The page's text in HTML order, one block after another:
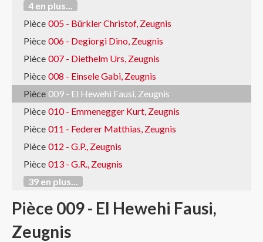
4 en plus...
Pièce 005 - Bürkler Christof, Zeugnis
Pièce 006 - Degiorgi Dino, Zeugnis
Pièce 007 - Diethelm Urs, Zeugnis
Pièce 008 - Einsele Gabi, Zeugnis
Pièce 009 - El Hewehi Fausi, Zeugnis
Pièce 010 - Emmenegger Kurt, Zeugnis
Pièce 011 - Federer Matthias, Zeugnis
Pièce 012 - G.P., Zeugnis
Pièce 013 - G.R., Zeugnis
39 en plus...
Pièce 009 - El Hewehi Fausi,
Zeugnis